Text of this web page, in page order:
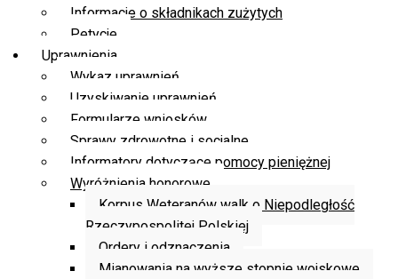
Informacje o składnikach zużytych
Petycje
Uprawnienia
Wykaz uprawnień
Uzyskiwanie uprawnień
Formularze wniosków
Sprawy zdrowotne i socjalne
Informatory dotyczące pomocy pieniężnej
Wyróżnienia honorowe
Korpus Weteranów walk o Niepodległość
Rzeczypospolitej Polskiej
Ordery i odznaczenia
Mianowania na wyższe stopnie wojskowe